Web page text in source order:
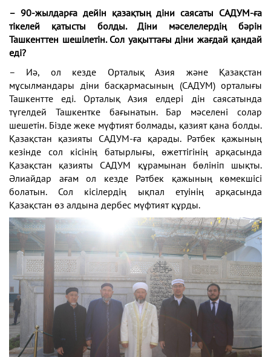
– 90-жылдарға дейін қазақтың діни саясаты САДУМ-ға
тікелей қатысты болды. Діни мәселелердің бәрін
Ташкенттен шешілетін. Сол уақыттағы діни жағдай қандай
еді?
– Иә, ол кезде Орталық Азия және Қазақстан
мұсылмандары діни басқармасының (САДУМ) орталығы
Ташкентте еді. Орталық Азия елдері дін саясатында
түгелдей Ташкентке бағынатын. Бар мәселені солар
шешетін. Бізде жеке мүфтият болмады, қазият қана болды.
Қазақстан қазияты САДУМ-ға қарады. Рәтбек қажының
кезінде сол кісінің батырлығы, өжеттігінің арқасында
Қазақстан қазияты САДУМ құрамынан бөлініп шықты.
Әлиайдар ағам ол кезде Рәтбек қажының көмекшісі
болатын. Сол кісілердің ықпал етуінің арқасында
Қазақстан өз алдына дербес мүфтият құрды.